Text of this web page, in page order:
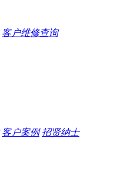
客户维修查询
客户案例 招贤纳士